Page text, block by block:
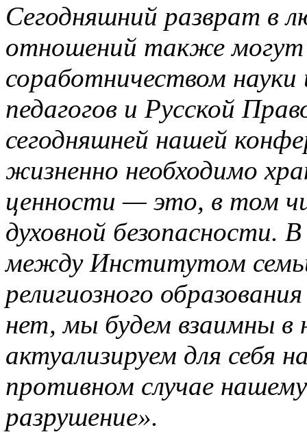
Сегодняшний разврат в
отношений также могут
соработничеством науки
педагогов и Русской
сегодняшней нашей
жизненно необходимо
ценности — это, в том
духовной безопасности.
между Институтом
религиозного
нет, мы будем взаимны в
актуализируем для себя
противном случае
разрушение».